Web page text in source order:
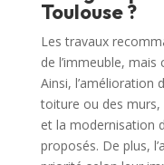
Toulouse ?
Les travaux
de l’immeuble,
Ainsi, l’amélioration
toiture ou des murs,
et la modernisation
proposés. De plus,